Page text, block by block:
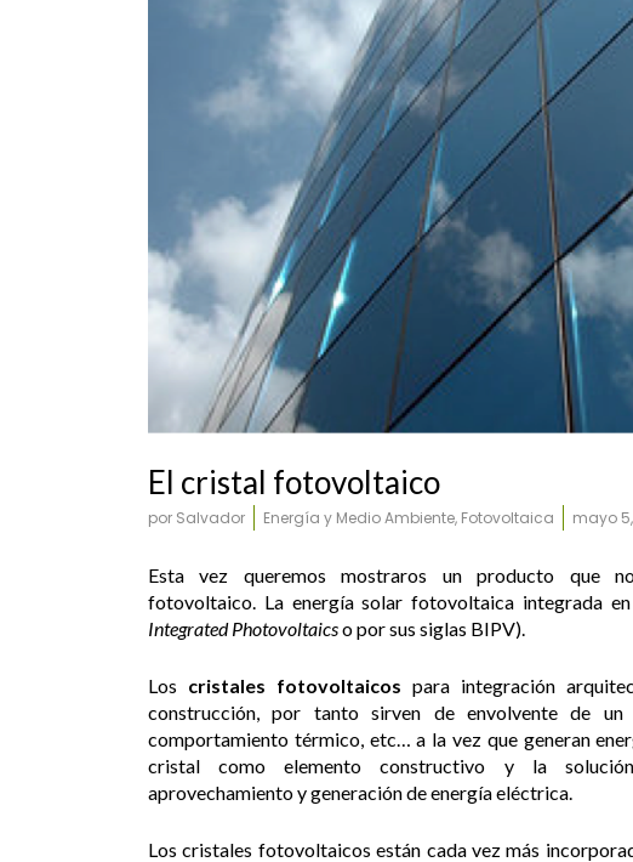
UR803-UR902
El cristal fotovoltaico
por Salvador Energía y Medio Ambiente, Fotovoltaica mayo 5,
Esta vez queremos mostraros un producto que
fotovoltaico. La energía solar fotovoltaica integrada
Integrated Photovoltaicso por sus siglas BIPV).
Los cristales fotovoltaicos para integración
construcción, por tanto sirven de envolvente de
comportamiento térmico, etc… a la vez que generan
cristal como elemento constructivo y la
aprovechamiento y generación de energía eléctrica.
Los cristales fotovoltaicos están cada vez más